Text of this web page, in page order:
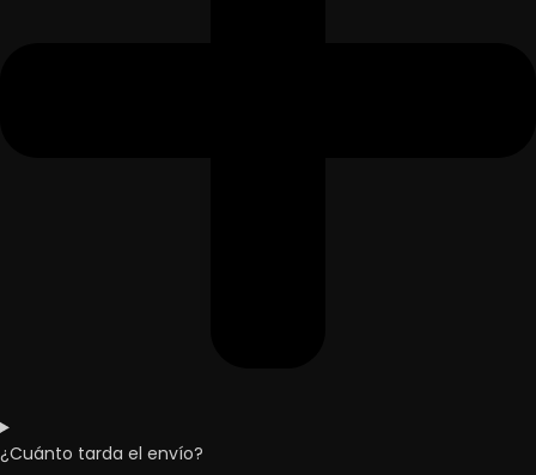
¿Cuánto tarda el envío?